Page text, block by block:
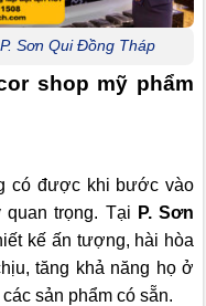
Sơn Qui Đồng Tháp
shop mỹ phẩm
có được khi bước vào
trọng. Tại P. Sơn
kế ấn tượng, hài hòa
tăng khả năng họ ở
sản phẩm có sẵn.